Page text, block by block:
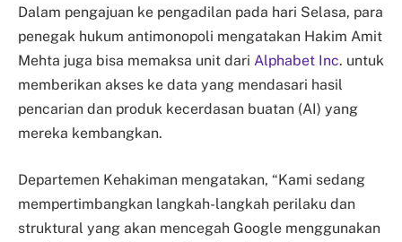
Dalam pengajuan ke pengadilan pada hari Selasa, para
penegak hukum antimonopoli mengatakan Hakim Amit
Mehta juga bisa memaksa unit dari Alphabet Inc. untuk
memberikan akses ke data yang mendasari hasil
pencarian dan produk kecerdasan buatan (AI) yang
mereka kembangkan.
Departemen Kehakiman mengatakan, “Kami sedang
mempertimbangkan langkah-langkah perilaku dan
struktural yang akan mencegah Google menggunakan